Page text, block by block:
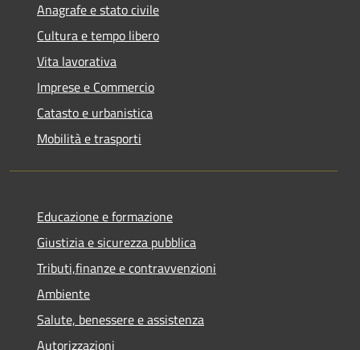
Anagrafe e stato civile
Cultura e tempo libero
Vita lavorativa
Imprese e Commercio
Catasto e urbanistica
Mobilità e trasporti
Educazione e formazione
Giustizia e sicurezza pubblica
Tributi,finanze e contravvenzioni
Ambiente
Salute, benessere e assistenza
Autorizzazioni